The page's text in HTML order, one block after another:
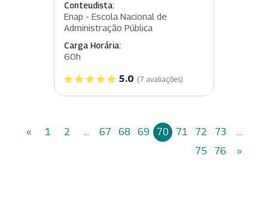
Conteudista:
Enap - Escola Nacional de
Administração Pública
Carga Horária:
60h
5.0 (7 avaliações)
« 1 2 ... 67 68 69 70 71 72 73
...
75
76 »